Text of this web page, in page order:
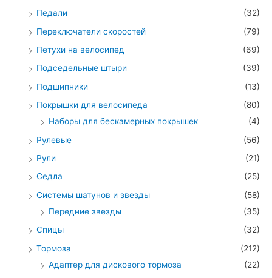
Педали
(32)
Переключатели скоростей
(79)
Петухи на велосипед
(69)
Подседельные штыри
(39)
Подшипники
(13)
Покрышки для велосипеда
(80)
Наборы для бескамерных покрышек
(4)
Рулевые
(56)
Рули
(21)
Седла
(25)
Системы шатунов и звезды
(58)
Передние звезды
(35)
Спицы
(32)
Тормоза
(212)
Адаптер для дискового тормоза
(22)